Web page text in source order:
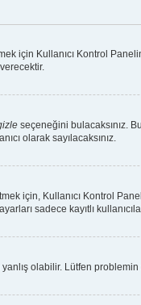
için Kullanıcı Kontrol
seçeneğini bulacaksınız.
olarak sayılacaksınız.
için, Kullanıcı Kontrol
sadece kayıtlı
olabilir. Lütfen